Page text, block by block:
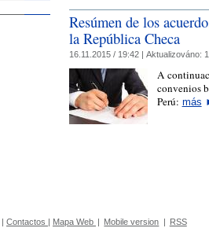
Resúmen de los
la República Checa
16.11.2015 / 19:42 | Aktualizováno:
A
convenios
Perú: más
| Contactos | Mapa Web | Mobile version | RSS